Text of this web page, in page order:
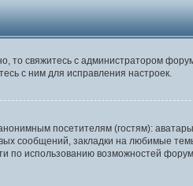
то свяжитесь с администратором
с ним для исправления настроек.
посетителям (гостям):
сообщений, закладки на любимые
по использованию возможностей